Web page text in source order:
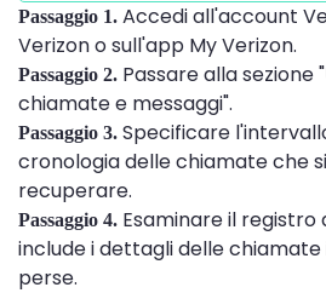
Passaggio 1. Accedi all'account
Verizon o sull'app My Verizon.
Passaggio 2. Passare alla sezione
chiamate e messaggi".
Passaggio 3. Specificare
cronologia delle chiamate che
recuperare.
Passaggio 4. Esaminare il
include i dettagli delle
perse.